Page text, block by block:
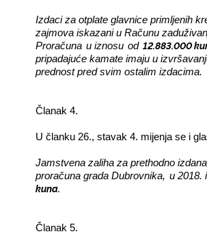
Izdaci za otplate glavnice primljenih
zajmova iskazani u Računu
Proračuna u iznosu od 12.883.000
pripadajuće kamate imaju u
prednost pred svim ostalim izdacima.
Članak 4.
U članku 26., stavak 4. mijenja se i
Jamstvena zaliha za prethodno
proračuna grada Dubrovnika, u 2018.
kuna.
Članak 5.